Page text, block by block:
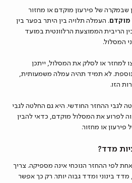
שבמקרה של פירעון מוקדם או מחזור
מוקדם. העמלה תלויה בין היתר בפער בין
הריבית הממוצעת הרלוונטית במועד
המסלול.
או לסלק את המסלול, ייתכן
לא תמיד תהיה עמלה משמעותית,
הזו.
לגבי ההחזר החודשי. היא גם החלטה לגבי
לפרוע את המסלול מוקדם, כדאי להבין
או מחזור.
מדד?
לפי ההחזר הנוכחי אינה מספיקה. צריך
בינוני ומדד גבוה יותר. רק כך אפשר